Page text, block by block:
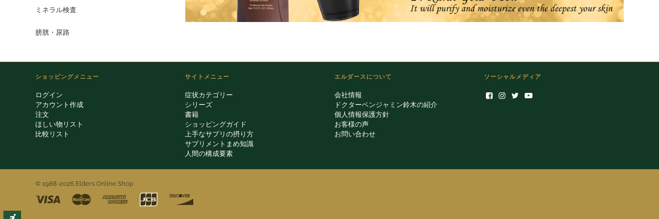
ミネラル検査
膀胱・尿路
ショッピングメニュー
ログイン
アカウント作成
注文
ほしい物リスト
比較リスト
サイトメニュー
症状カテゴリー
シリーズ
書籍
ショッピングガイド
上手なサプリの摂り方
サプリメントまめ知識
人間の構成要素
エルダースについて
会社情報
ドクターベンジャミン鈴木の紹介
個人情報保護方針
お客様の声
お問い合わせ
ソーシャルメディア
© 1988-2026 Elders Online Shop